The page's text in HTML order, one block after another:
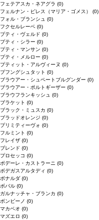
フェテアスカ・ネアグラ (0)
フェルナン・ピレス（マリア・ゴメス） (0)
フォル・ブランシュ (0)
フクセルレーベ (0)
プティ・ヴェルド (0)
プティ・シラー (0)
プティ・マンサン (0)
プティ・メルロー (0)
プティット・アルヴィーヌ (0)
プフングシュタット (0)
ブラウアー・シュペートブルグンダー (0)
ブラウアー・ポルトギーザー (0)
ブラウフランキッシュ (0)
ブラケット (0)
ブラック・ミュスカ (0)
ブラッドオレンジ (0)
プリミティーヴォ (0)
フルミント (0)
フレイザ (0)
ブレンド (0)
プロセッコ (0)
ポデーレ・カストラーニ (0)
ボデガスアルタディ (0)
ボナルダ (0)
ボバル (0)
ガルナッチャ・ブランカ (0)
ボンビーノ (0)
マカベオ (0)
マズエロ (0)